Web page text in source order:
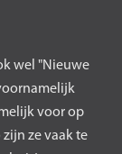
wel "Nieuwe
voor op
ze vaak te